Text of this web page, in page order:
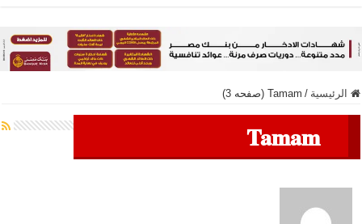
الرئيسية / Tamam (صفحه 3)
Tamam